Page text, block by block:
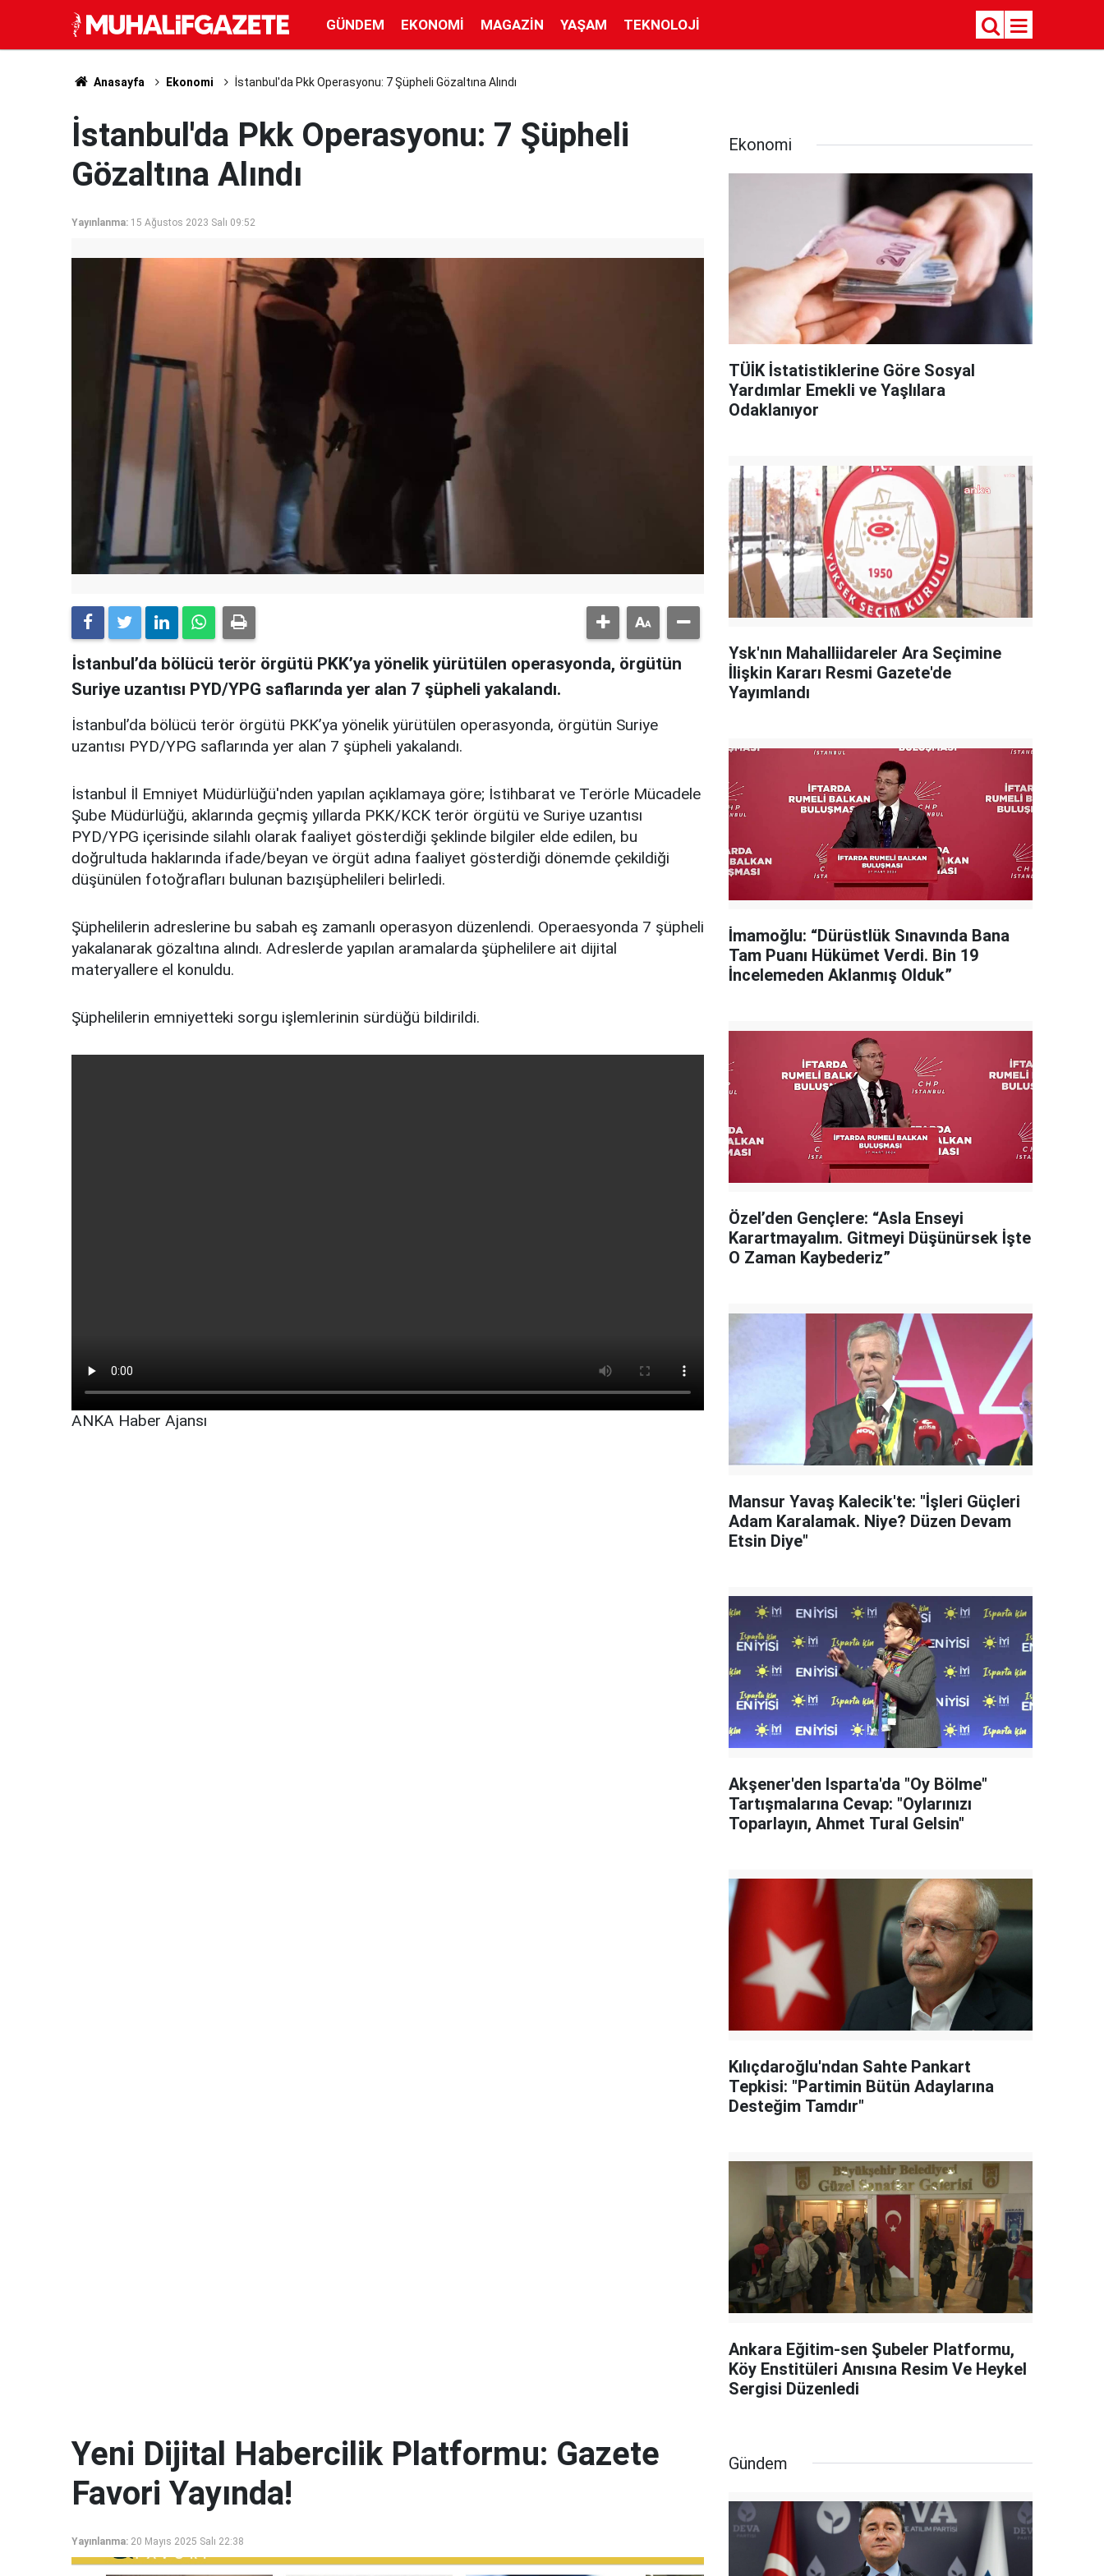
GÜNDEM EKONOMI MAGAZIN YAŞAM TEKNOLOJI
Anasayfa Ekonomi İstanbul'da Pkk Operasyonu: 7 Şüpheli Gözaltına Alındı
İstanbul'da Pkk Operasyonu: 7 Şüpheli
Gözaltına Alındı
Yayınlanma: 15 Ağustos 2023 Salı 09:52
İstanbul’da bölücü terör örgütü PKK’ya yönelik yürütülen operasyonda, örgütün
Suriye uzantısı PYD/YPG saflarında yer alan 7 şüpheli yakalandı.
İstanbul’da bölücü terör örgütü PKK’ya yönelik yürütülen operasyonda, örgütün Suriye
uzantısı PYD/YPG saflarında yer alan 7 şüpheli yakalandı.
İstanbul İl Emniyet Müdürlüğü'nden yapılan açıklamaya göre; İstihbarat ve Terörle Mücadele
Şube Müdürlüğü, aklarında geçmiş yıllarda PKK/KCK terör örgütü ve Suriye uzantısı
PYD/YPG içerisinde silahlı olarak faaliyet gösterdiği şeklinde bilgiler elde edilen, bu
doğrultuda haklarında ifade/beyan ve örgüt adına faaliyet gösterdiği dönemde çekildiği
düşünülen fotoğrafları bulunan bazışüphelileri belirledi.
Şüphelilerin adreslerine bu sabah eş zamanlı operasyon düzenlendi. Operaesyonda 7 şüpheli
yakalanarak gözaltına alındı. Adreslerde yapılan aramalarda şüphelilere ait dijital
materyallere el konuldu.
Şüphelilerin emniyetteki sorgu işlemlerinin sürdüğü bildirildi.
ANKA Haber Ajansı
Ekonomi
TÜİK İstatistiklerine Göre Sosyal
Yardımlar Emekli ve Yaşlılara
Odaklanıyor
Ysk'nın Mahalliidareler Ara Seçimine
İlişkin Kararı Resmi Gazete'de
Yayımlandı
İmamoğlu: “Dürüstlük Sınavında Bana
Tam Puanı Hükümet Verdi. Bin 19
İncelemeden Aklanmış Olduk”
Özel’den Gençlere: “Asla Enseyi
Karartmayalım. Gitmeyi Düşünürsek İşte
O Zaman Kaybederiz”
Mansur Yavaş Kalecik'te: "İşleri Güçleri
Adam Karalamak. Niye? Düzen Devam
Etsin Diye"
Akşener'den Isparta'da "Oy Bölme"
Tartışmalarına Cevap: "Oylarınızı
Toparlayın, Ahmet Tural Gelsin"
Kılıçdaroğlu'ndan Sahte Pankart
Tepkisi: "Partimin Bütün Adaylarına
Desteğim Tamdır"
Ankara Eğitim-sen Şubeler Platformu,
Köy Enstitüleri Anısına Resim Ve Heykel
Sergisi Düzenledi
Yeni Dijital Habercilik Platformu: Gazete
Favori Yayında!
Yayınlanma: 20 Mayıs 2025 Salı 22:38
Gündem